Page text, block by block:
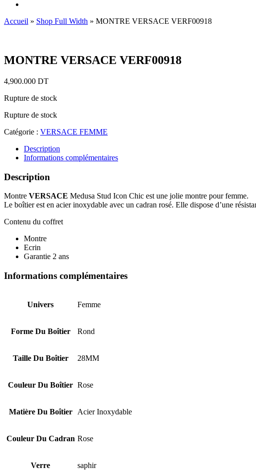
Accueil » Shop Full Width » MONTRE VERSACE VERF00918
MONTRE VERSACE VERF00918
4,900.000 DT
Rupture de stock
Rupture de stock
Catégorie : VERSACE FEMME
Description
Informations complémentaires
Description
Montre VERSACE Medusa Stud Icon Chic est une jolie montre pour femme.
Le boîtier est en acier inoxydable avec un cadran rosé. Elle dispose d’une
Contenu du coffret
Montre
Ecrin
Garantie 2 ans
Informations complémentaires
Univers Femme
Forme Du Boîtier Rond
Taille Du Boîtier 28MM
Couleur Du Boîtier Rose
Matière Du Boîtier Acier Inoxydable
Couleur Du Cadran Rose
Verre saphir